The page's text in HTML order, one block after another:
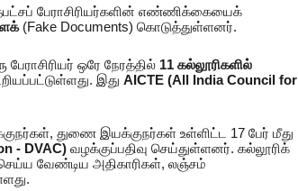
பேராசிரியர்களின் எண்ணிக்கையைக்
(Fake Documents) கொடுத்துள்ளனர்.
ஒரே நேரத்தில் 11 கல்லூரிகளில்
இது AICTE (All India Council for
துணை இயக்குநர்கள் உள்ளிட்ட 17 பேர் மீது
- DVAC) வழக்குப்பதிவு செய்துள்ளனர். கல்லூரிக்
வேண்டிய அதிகாரிகள், லஞ்சம்